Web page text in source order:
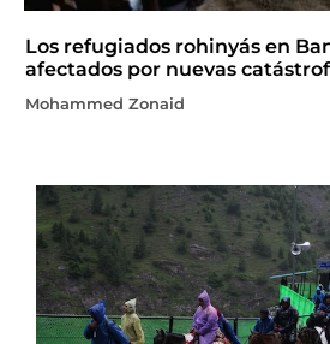
Los refugiados rohinyás en
afectados por nuevas
Mohammed Zonaid